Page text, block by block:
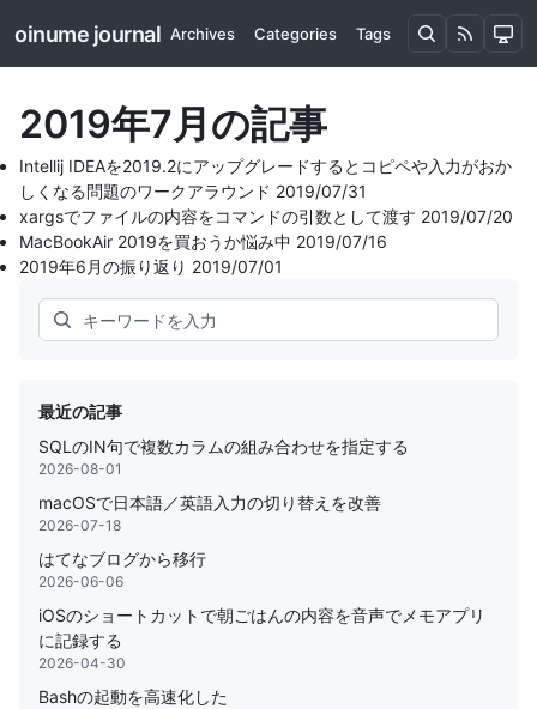
oinume journal Archives Categories Tags
2019年7月の記事
Intellij IDEAを2019.2にアップグレードするとコピペや入力がおか
しくなる問題のワークアラウンド 2019/07/31
xargsでファイルの内容をコマンドの引数として渡す 2019/07/20
MacBookAir 2019を買おうか悩み中 2019/07/16
2019年6月の振り返り 2019/07/01
Search
最近の記事
SQLのIN句で複数カラムの組み合わせを指定する
2026-08-01
macOSで日本語／英語入力の切り替えを改善
2026-07-18
はてなブログから移行
2026-06-06
iOSのショートカットで朝ごはんの内容を音声でメモアプリ
に記録する
2026-04-30
Bashの起動を高速化した